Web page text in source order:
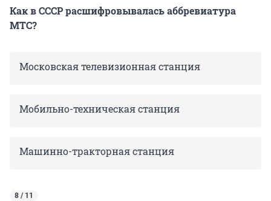
Как в СССР расшифровывалась аббревиатура
МТС?
Московская телевизионная станция
Мобильно-техническая станция
Машинно-тракторная станция
8 / 11